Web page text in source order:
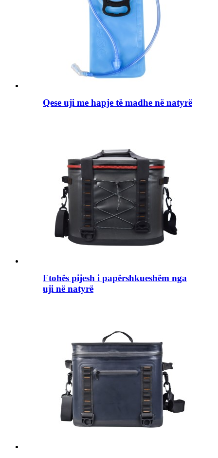
Qese uji me hapje të madhe në natyrë
Ftohës pijesh i papërshkueshëm nga
uji në natyrë